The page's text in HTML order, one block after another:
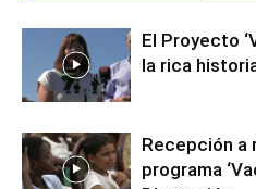
El Proyecto
la rica
Recepción a
programa